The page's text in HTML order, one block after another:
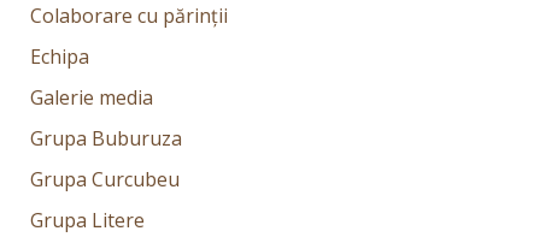
Colaborare cu părinții
Echipa
Galerie media
Grupa Buburuza
Grupa Curcubeu
Grupa Litere